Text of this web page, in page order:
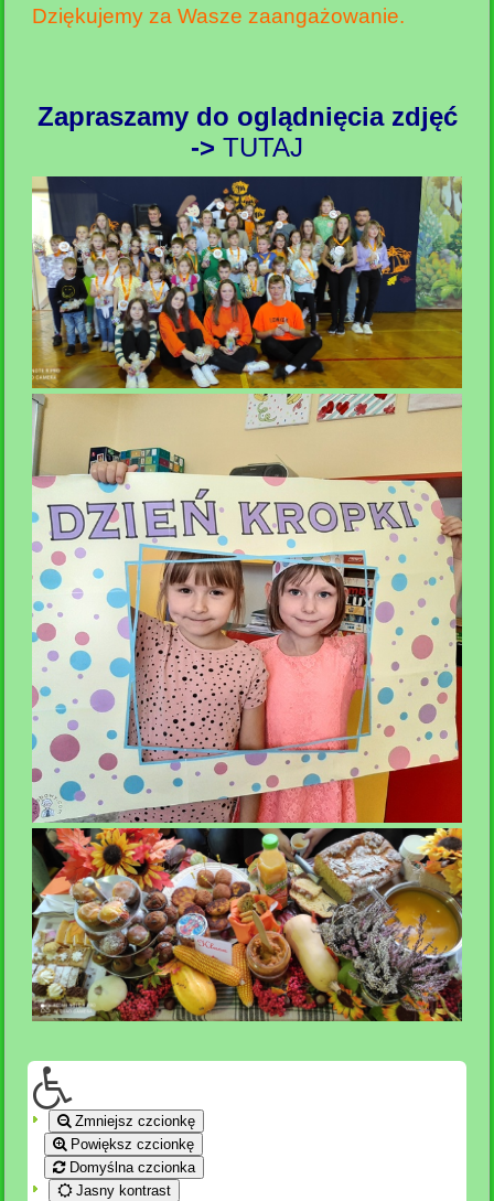
Dziękujemy za Wasze zaangażowanie.
Zapraszamy do oglądnięcia zdjęć
-> TUTAJ
Zmniejsz czcionkę
Powiększ czcionkę
Domyślna czcionka
Jasny kontrast